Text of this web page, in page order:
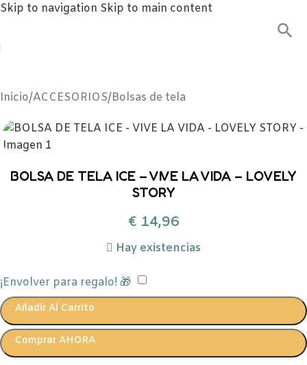
Skip to navigation Skip to main content
Inicio/ACCESORIOS/Bolsas de tela
BOLSA DE TELA ICE – VIVE LA VIDA – LOVELY
STORY
€14,96
Hay existencias
¡Envolver para regalo! 🎁
Añadir Al Carrito
Comprar AHORA